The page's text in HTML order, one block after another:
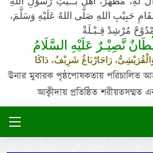
حَبِيْبِ اللهِ صَلَّى اللهُ عَلَيْهِ وَسَلَّمَ،
مُرْشِدْ قِـبْـلَةْ
نَّصِيْـرٌ عَلَيْهِ السَّلَامُ
رَاجَارْبَاغُ شَرِيْفٌ، دَاكَا
উনার মুবারক পৃষ্ঠপোষকতায় পরিচালিত
আক্বীদায় প্রতিষ্ঠিত শরীয়তসম্মত